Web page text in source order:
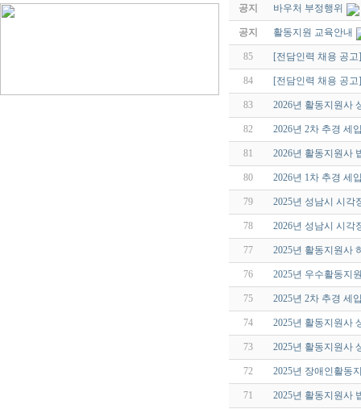
공지 바우처 부정행위
공지 활동지원 교육안내
85 [전담인력 채용 공
84 [전담인력 채용 공
83 2026년 활동지원사
82 2026년 2차 추경 세
81 2026년 활동지원사
80 2026년 1차 추경 세
79 2025년 성남시 시
78 2026년 성남시 시
77 2025년 활동지원사
76 2025년 우수활동지
75 2025년 2차 추경 세
74 2025년 활동지원사
73 2025년 활동지원사
72 2025년 장애인활동
71 2025년 활동지원사